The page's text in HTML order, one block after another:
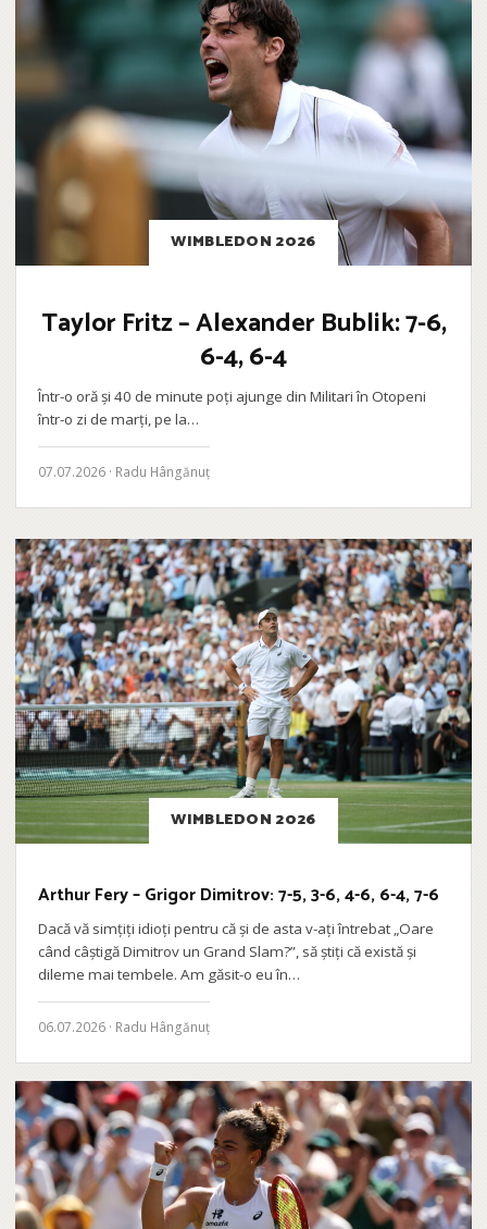
WIMBLEDON 2026
Taylor Fritz – Alexander Bublik: 7-6,
6-4, 6-4
Într-o oră și 40 de minute poți ajunge din Militari în Otopeni
într-o zi de marți, pe la…
07.07.2026 · Radu Hângănuț
WIMBLEDON 2026
Arthur Fery – Grigor Dimitrov: 7-5, 3-6, 4-6, 6-4, 7-6
Dacă vă simțiți idioți pentru că și de asta v-ați întrebat „Oare
când câștigă Dimitrov un Grand Slam?”, să știți că există și
dileme mai tembele. Am găsit-o eu în…
06.07.2026 · Radu Hângănuț